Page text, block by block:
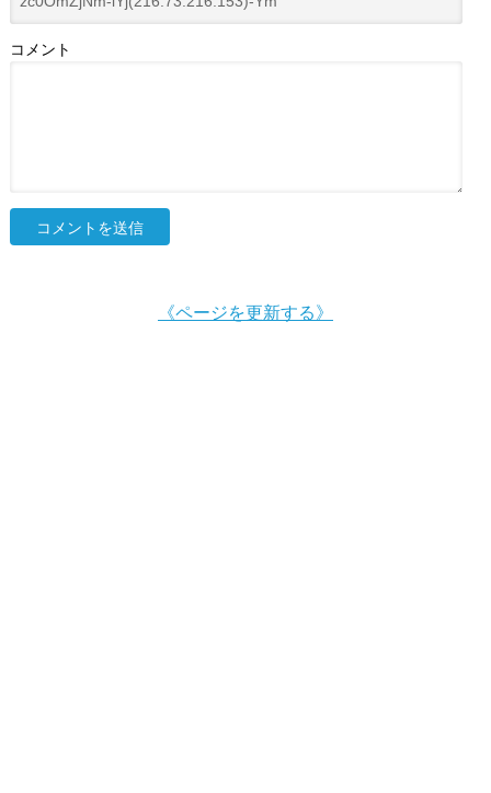
コメント
《ページを更新する》